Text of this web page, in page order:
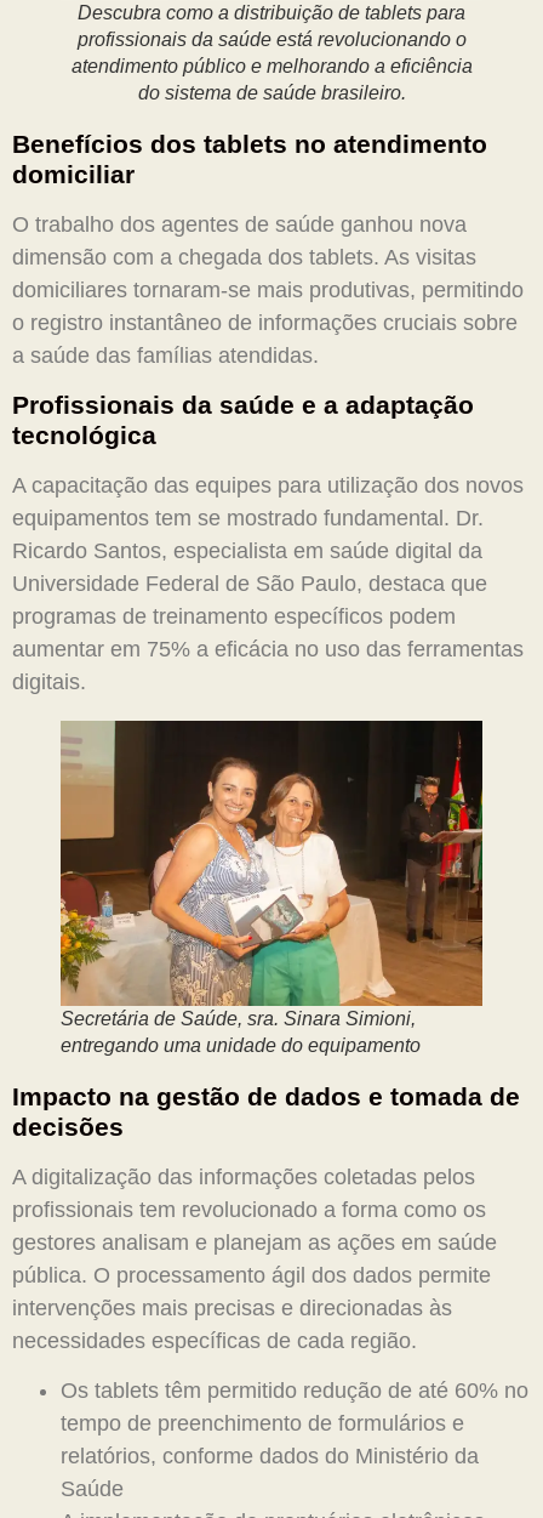
Descubra como a distribuição de tablets para
profissionais da saúde está revolucionando o
atendimento público e melhorando a eficiência
do sistema de saúde brasileiro.
Benefícios dos tablets no atendimento
domiciliar
O trabalho dos agentes de saúde ganhou nova
dimensão com a chegada dos tablets. As visitas
domiciliares tornaram-se mais produtivas, permitindo
o registro instantâneo de informações cruciais sobre
a saúde das famílias atendidas.
Profissionais da saúde e a adaptação
tecnológica
A capacitação das equipes para utilização dos novos
equipamentos tem se mostrado fundamental. Dr.
Ricardo Santos, especialista em saúde digital da
Universidade Federal de São Paulo, destaca que
programas de treinamento específicos podem
aumentar em 75% a eficácia no uso das ferramentas
digitais.
Secretária de Saúde, sra. Sinara Simioni,
entregando uma unidade do equipamento
Impacto na gestão de dados e tomada de
decisões
A digitalização das informações coletadas pelos
profissionais tem revolucionado a forma como os
gestores analisam e planejam as ações em saúde
pública. O processamento ágil dos dados permite
intervenções mais precisas e direcionadas às
necessidades específicas de cada região.
Os tablets têm permitido redução de até 60% no
tempo de preenchimento de formulários e
relatórios, conforme dados do Ministério da
Saúde